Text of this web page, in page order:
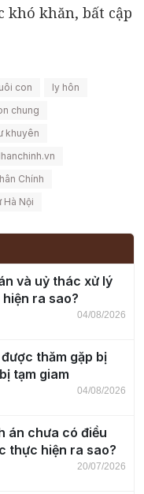
khó khăn, bất cập
con
ly hôn
chung
khuyên
Chính
Hà Nội
và uỷ thác xử lý
ra sao?
04/08/2026
thăm gặp bị
tạm giam
04/08/2026
án chưa có điều
thực hiện ra sao?
20/07/2026